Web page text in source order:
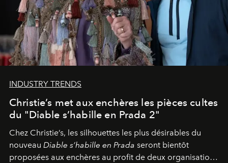
INDUSTRY TRENDS
Christie’s met aux enchères les pièces cultes
du "Diable s’habille en Prada 2"
Chez Christie’s, les silhouettes les plus désirables du
nouveau Diable s’habille en Prada seront bientôt
proposées aux enchères au profit de deux organisations